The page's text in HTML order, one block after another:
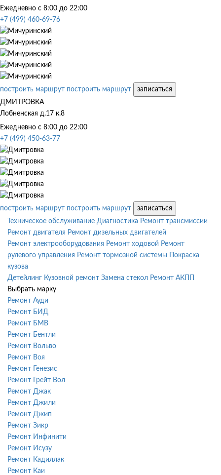
Ежедневно с 8:00 до 22:00
+7 (499) 460-69-76
построить маршрут построить маршрут
записаться
ДМИТРОВКА
Лобненская д.17 к.8
Ежедневно с 8:00 до 22:00
+7 (499) 450-63-77
построить маршрут построить маршрут
записаться
Техническое обслуживание Диагностика Ремонт трансмиссии
Ремонт двигателя Ремонт дизельных двигателей
Ремонт электрооборудования Ремонт ходовой Ремонт
рулевого управления Ремонт тормозной системы
Покраска
кузова
Детейлинг Кузовной ремонт Замена стекол Ремонт АКПП
Выбрать марку
Ремонт Ауди
Ремонт БИД
Ремонт БМВ
Ремонт Бентли
Ремонт Вольво
Ремонт Воя
Ремонт Генезис
Ремонт Грейт Вол
Ремонт Джак
Ремонт Джили
Ремонт Джип
Ремонт Зикр
Ремонт Инфинити
Ремонт Исузу
Ремонт Кадиллак
Ремонт Каи